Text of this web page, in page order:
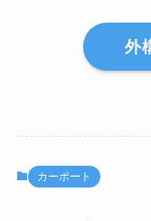
外
カーポート